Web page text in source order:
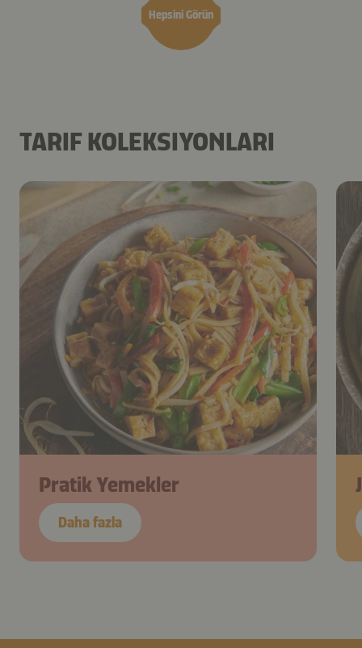
Hepsini Görün
TARIF KOLEKSIYONLARI
Pratik Yemekler
Daha fazla